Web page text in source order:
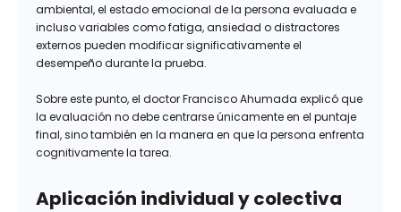
ambiental, el estado emocional de la persona evaluada e
incluso variables como fatiga, ansiedad o distractores
externos pueden modificar significativamente el
desempeño durante la prueba.
Sobre este punto, el doctor Francisco Ahumada explicó que
la evaluación no debe centrarse únicamente en el puntaje
final, sino también en la manera en que la persona enfrenta
cognitivamente la tarea.
Aplicación individual y colectiva